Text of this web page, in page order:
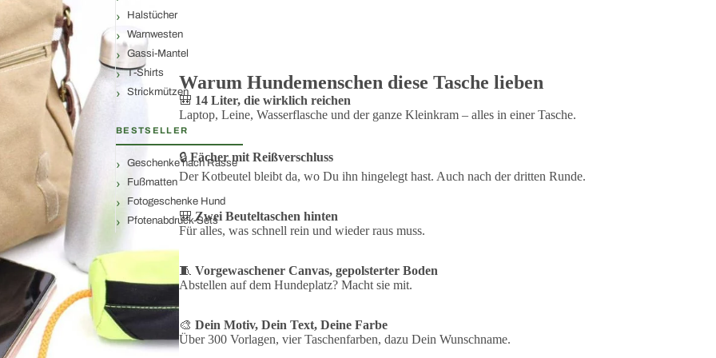
Halstücher
Warnwesten
Gassi-Mantel
T-Shirts
Strickmützen
BESTSELLER
Geschenke nach Rasse
Fußmatten
Fotogeschenke Hund
Pfotenabdruck-Sets
Und dann der Teil, der sie zu Deiner macht: Du wählst Dein Motiv aus über 300
stehen zur Wahl – Sahara, Oliv, Schwarz und Navy. Ganz ohne Motiv geht auch.
Auf einen Blick
Mit Wunschmotiv und Namen personalisiert
14 Liter – Platz für Laptop, Leine, Leckerlis und den ganzen Alltagskram
Mehrere Fächer mit Reißverschluss, damit nichts wandert
Schultergurt verstellbar, bequem von S bis XL
Vorgewaschener Canvas mit gepolstertem Boden
REACH-geprüft auf Schadstoffe, BSCI-zertifizierte Produktion
Vier Farben: Sahara, Oliv, Schwarz, Navy
Details
Volumen:14 Liter
Material:vorgewaschener Canvas, Beschläge mit Antik-Messingeffekt
Pflege:mit einem feuchten Tuch abwischen, nicht in die Waschmaschine
Ausstattung
Warum Hundemenschen diese Tasche lieben
🎒 14 Liter, die wirklich reichen
Laptop, Leine, Wasserflasche und der ganze Kleinkram – alles in einer Tasche.
🔒Fächer mit Reißverschluss
Der Kotbeutel bleibt da, wo Du ihn hingelegt hast. Auch nach der dritten Runde.
🎒Zwei Beuteltaschen hinten
Für alles, was schnell rein und wieder raus muss.
🧵 Vorgewaschener Canvas, gepolsterter Boden
Abstellen auf dem Hundeplatz? Macht sie mit.
🎨 Dein Motiv, Dein Text, Deine Farbe
Über 300 Vorlagen, vier Taschenfarben, dazu Dein Wunschname.